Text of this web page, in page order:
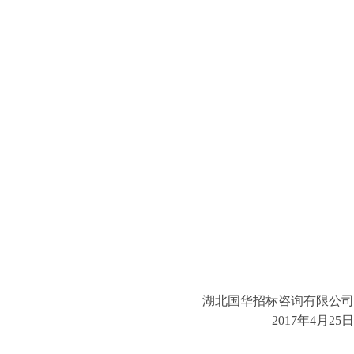
湖北国华招标咨询有限公司
2017年4月 25日